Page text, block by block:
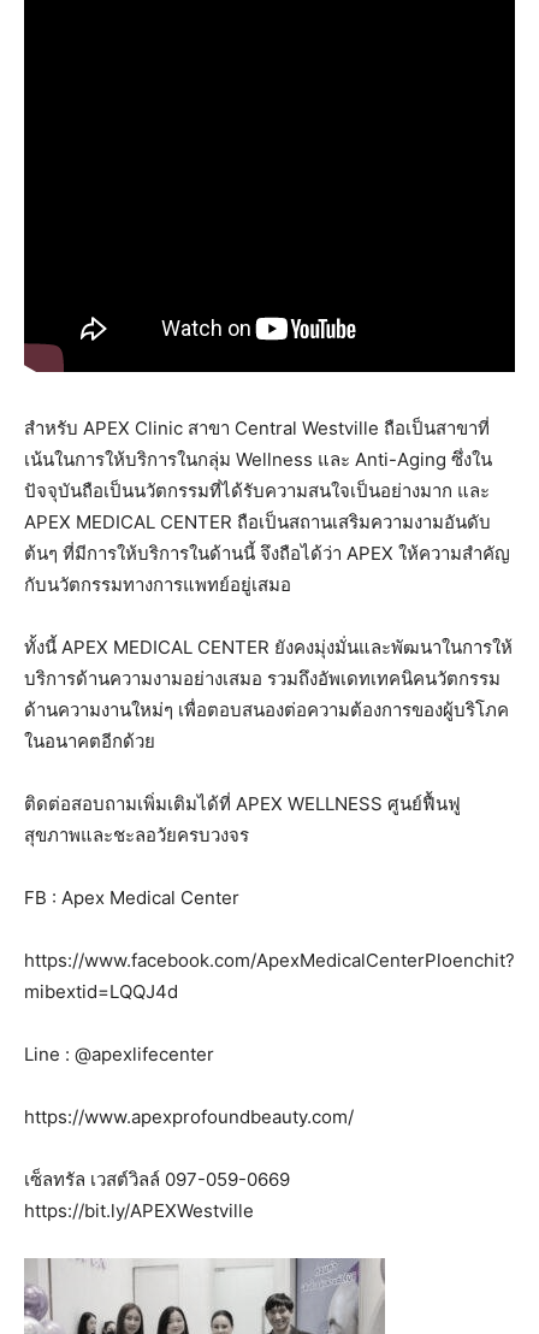
สำหรับ APEX Clinic สาขา Central Westville ถือเป็นสาขาที่
เน้นในการให้บริการในกลุ่ม Wellness และ Anti-Aging ซึ่งใน
ปัจจุบันถือเป็นนวัตกรรมที่ได้รับความสนใจเป็นอย่างมาก และ
APEX MEDICAL CENTER ถือเป็นสถานเสริมความงามอันดับ
ต้นๆ ที่มีการให้บริการในด้านนี้ จึงถือได้ว่า APEX ให้ความสำคัญ
กับนวัตกรรมทางการแพทย์อยู่เสมอ
ทั้งนี้ APEX MEDICAL CENTER ยังคงมุ่งมั่นและพัฒนาในการให้
บริการด้านความงามอย่างเสมอ รวมถึงอัพเดทเทคนิคนวัตกรรม
ด้านความงานใหม่ๆ เพื่อตอบสนองต่อความต้องการของผู้บริโภค
ในอนาคตอีกด้วย
ติดต่อสอบถามเพิ่มเติมได้ที่ APEX WELLNESS ศูนย์ฟื้นฟู
สุขภาพและชะลอวัยครบวงจร
FB : Apex Medical Center
https://www.facebook.com/ApexMedicalCenterPloenchit?
mibextid=LQQJ4d
Line : @apexlifecenter
https://www.apexprofoundbeauty.com/
เซ็ลทรัล เวสต์วิลล์ 097-059-0669
https://bit.ly/APEXWestville